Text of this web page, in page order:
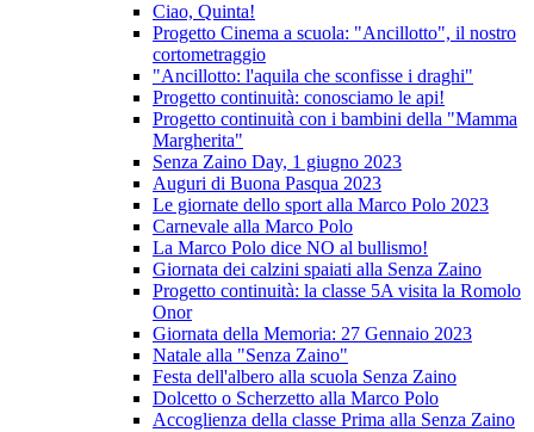
Ciao, Quinta!
Progetto Cinema a scuola: "Ancillotto", il nostro
cortometraggio
"Ancillotto: l'aquila che sconfisse i draghi"
Progetto continuità: conosciamo le api!
Progetto continuità con i bambini della "Mamma
Margherita"
Senza Zaino Day, 1 giugno 2023
Auguri di Buona Pasqua 2023
Le giornate dello sport alla Marco Polo 2023
Carnevale alla Marco Polo
La Marco Polo dice NO al bullismo!
Giornata dei calzini spaiati alla Senza Zaino
Progetto continuità: la classe 5A visita la Romolo
Onor
Giornata della Memoria: 27 Gennaio 2023
Natale alla "Senza Zaino"
Festa dell'albero alla scuola Senza Zaino
Dolcetto o Scherzetto alla Marco Polo
Accoglienza della classe Prima alla Senza Zaino